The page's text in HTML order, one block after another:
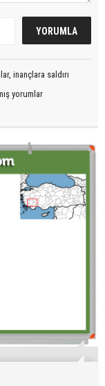
inançlara saldırı
yorumlar